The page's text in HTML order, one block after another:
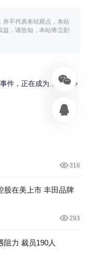
并不代表本站观点，本站
，请告知，本站将立刻
件，正在成为银
318
股在美上市 丰田品牌
293
阻力 裁员190人